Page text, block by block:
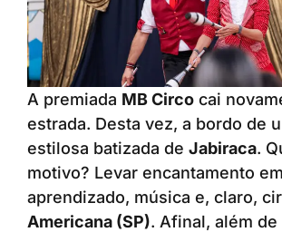
A premiada MB Circo cai
estrada. Desta vez, a bordo de
estilosa batizada de Jabiraca.
motivo? Levar encantamento
aprendizado, música e, claro,
Americana (SP). Afinal, além de